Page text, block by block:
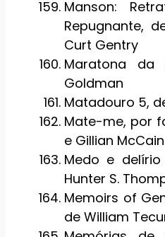
Manson:
Repugnante,
Curt Gentry
Maratona da
Goldman
Matadouro 5,
Mate-me, por
e Gillian McCain
Medo e
Hunter S.
Memoirs of
de William